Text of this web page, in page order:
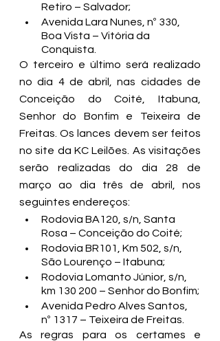
Retiro – Salvador;
Avenida Lara Nunes, nº 330,
Boa Vista – Vitória da
Conquista.
O terceiro e último será realizado
no dia 4 de abril, nas cidades de
Conceição do Coité, Itabuna,
Senhor do Bonfim e Teixeira de
Freitas. Os lances devem ser feitos
no site da KC Leilões. As visitações
serão realizadas do dia 28 de
março ao dia três de abril, nos
seguintes endereços:
Rodovia BA120, s/n, Santa
Rosa – Conceição do Coité;
Rodovia BR101, Km 502, s/n,
São Lourenço – Itabuna;
Rodovia Lomanto Júnior, s/n,
km 130 200 – Senhor do Bonfim;
Avenida Pedro Alves Santos,
nº 1317 – Teixeira de Freitas.
As regras para os certames e